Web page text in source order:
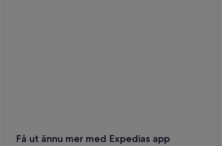
Få ut ännu mer med Expedias app